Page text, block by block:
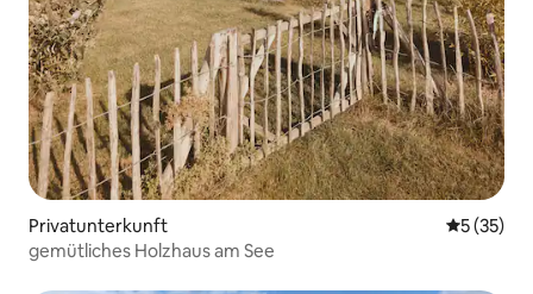
Privatunterkunft
5 (35)
gemütliches Holzhaus am See